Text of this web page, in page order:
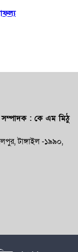
সম্পাদক : কে এম মিঠু
টাঙ্গাইল -১৯৯০,